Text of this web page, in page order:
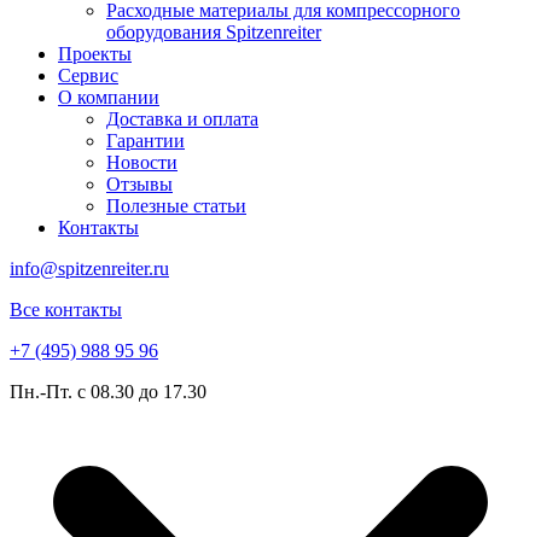
Расходные материалы для компрессорного
оборудования Spitzenreiter
Проекты
Сервис
О компании
Доставка и оплата
Гарантии
Новости
Отзывы
Полезные статьи
Контакты
info@spitzenreiter.ru
Все контакты
+7 (495) 988 95 96
Пн.-Пт. с 08.30 до 17.30